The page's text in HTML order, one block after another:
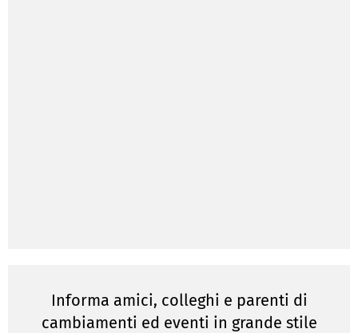
Informa amici, colleghi e parenti di
cambiamenti ed eventi in grande stile